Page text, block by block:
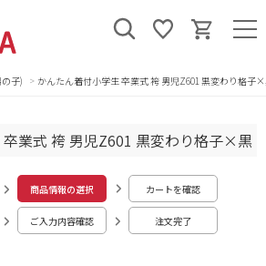
子) かんたん着付小学生 卒業式 袴 男児Z601 黒変わり格子
業式 袴 男児Z601 黒変わり格子×黒
商品情報の選択 カートを確認
ご入力内容確認 注文完了